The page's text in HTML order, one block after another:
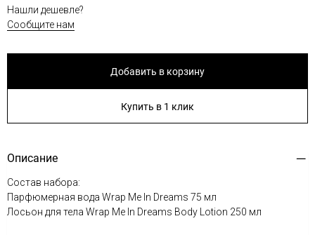
Нашли дешевле?
Сообщите нам
Добавить в корзину
Купить в 1 клик
Описание
Состав набора:
Парфюмерная вода Wrap Me In Dreams 75 мл
Лосьон для тела Wrap Me In Dreams Body Lotion 250 мл